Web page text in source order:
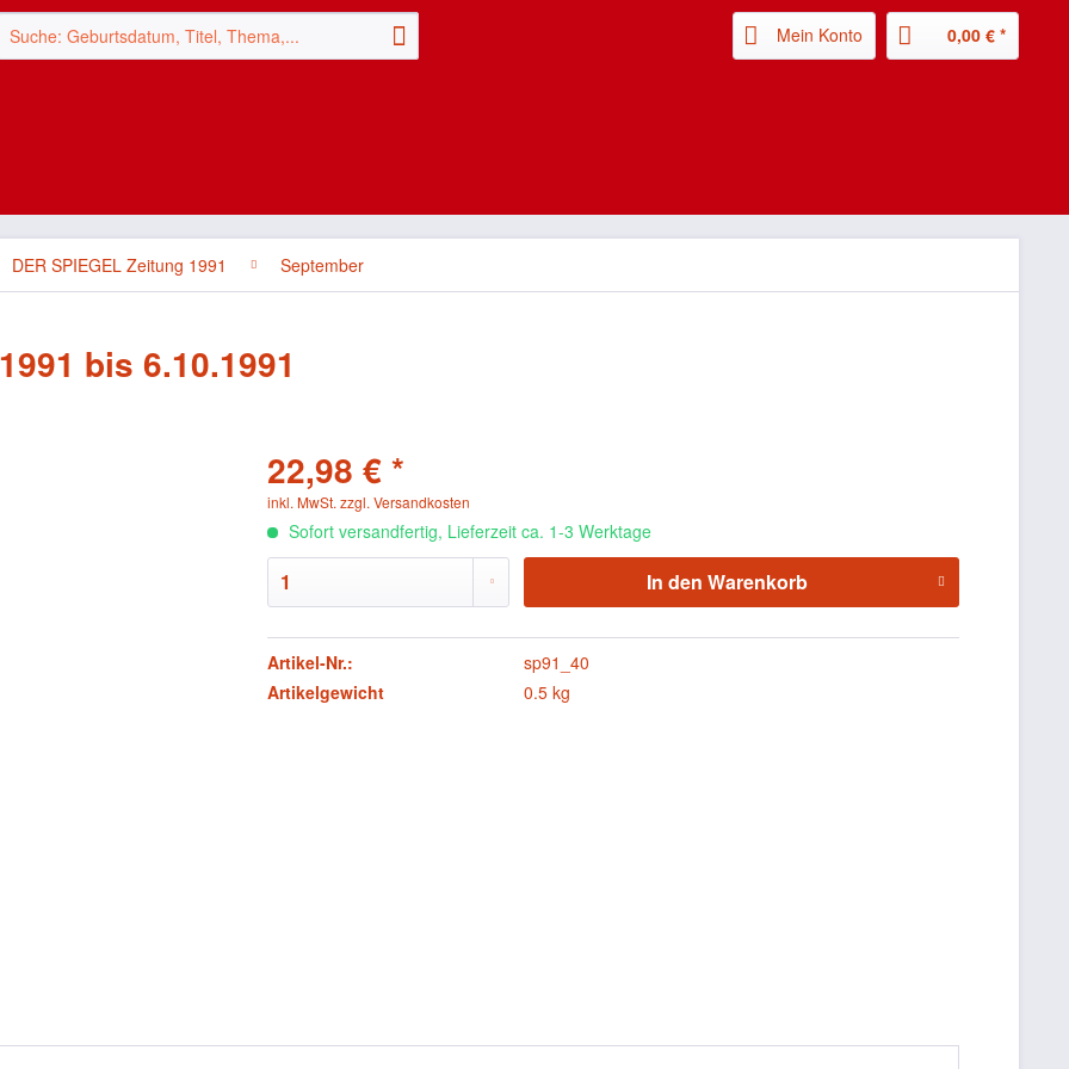
Mein Konto 0,00 € *
DER SPIEGEL Zeitung 1991 September
bis 6.10.1991
22,98 € *
inkl. MwSt. zzgl. Versandkosten
Sofort versandfertig, Lieferzeit ca. 1-3 Werktage
In den Warenkorb
Artikel-Nr.:
sp91_40
Artikelgewicht
0.5 kg